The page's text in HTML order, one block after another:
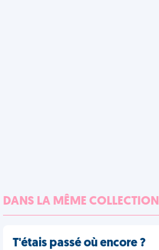
DANS LA MÊME COLLECTION
T'étais passé où encore ?